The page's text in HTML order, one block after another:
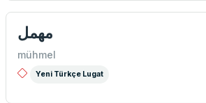
مهمل
mühmel
Yeni Türkçe Lugat